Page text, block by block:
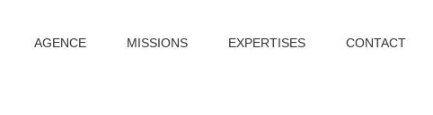
AGENCE MISSIONS EXPERTISES CONTACT